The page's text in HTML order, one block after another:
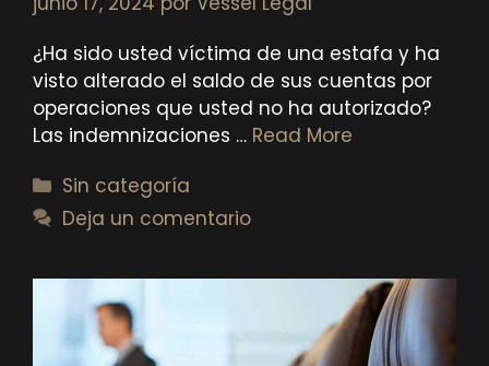
¿Ha sido usted víctima de una estafa y ha
visto alterado el saldo de sus cuentas por
operaciones que usted no ha autorizado?
Las indemnizaciones … Read More
Categorías
Sin categoría
Deja un comentario